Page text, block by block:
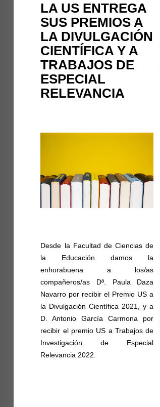
LA US ENTREGA
SUS PREMIOS A
LA DIVULGACIÓN
CIENTÍFICA Y A
TRABAJOS DE
ESPECIAL
RELEVANCIA
Desde la Facultad de Ciencias de
la Educación damos la
enhorabuena a los/as
compañeros/as Dª. Paula Daza
Navarro por recibir el Premio US a
la Divulgación Científica 2021, y a
D. Antonio García Carmona por
recibir el premio US a Trabajos de
Investigación de Especial
Relevancia 2022.